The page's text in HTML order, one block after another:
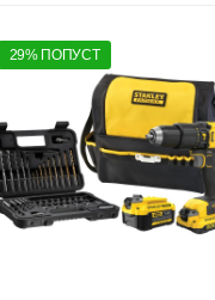
29% ПОПУСТ